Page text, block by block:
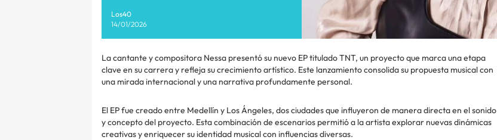
Los40
14/01/2026
La cantante y compositora Nessa presentó su nuevo EP titulado TNT, un proyecto que marca una etapa
clave en su carrera y refleja su crecimiento artístico. Este lanzamiento consolida su propuesta musical con
una mirada internacional y una narrativa profundamente personal.
El EP fue creado entre Medellín y Los Ángeles, dos ciudades que influyeron de manera directa en el sonido
y concepto del proyecto. Esta combinación de escenarios permitió a la artista explorar nuevas dinámicas
creativas y enriquecer su identidad musical con influencias diversas.